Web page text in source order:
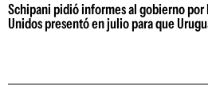
Schipani pidió informes al gobierno por
Unidos presentó en julio para que